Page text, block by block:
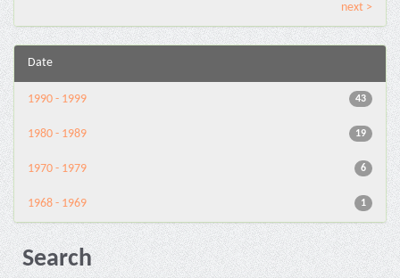
next >
Date
43
1990 - 1999
19
1980 - 1989
6
1970 - 1979
1
1968 - 1969
Search